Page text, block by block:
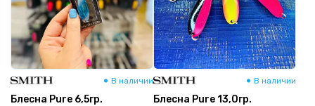
В наличии
Блесна Pure 6,5гр.
В наличии
Блесна Pure 13,0гр.